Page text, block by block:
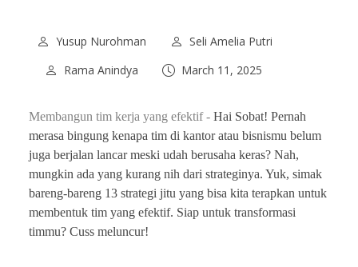
Yusup Nurohman
Seli Amelia Putri
Rama Anindya
March 11, 2025
Membangun tim kerja yang efektif - Hai Sobat! Pernah
merasa bingung kenapa tim di kantor atau bisnismu belum
juga berjalan lancar meski udah berusaha keras? Nah,
mungkin ada yang kurang nih dari strateginya. Yuk, simak
bareng-bareng 13 strategi jitu yang bisa kita terapkan untuk
membentuk tim yang efektif. Siap untuk transformasi
timmu? Cuss meluncur!